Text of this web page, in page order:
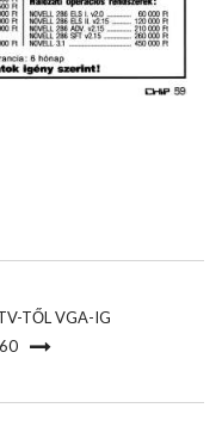
TŐL VGA-IG